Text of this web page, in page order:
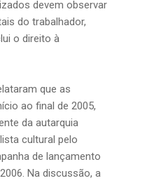
devem observar
do trabalhador,
o direito à
que as
ao final de 2005,
da autarquia
cultural pelo
de lançamento
Na discussão, a